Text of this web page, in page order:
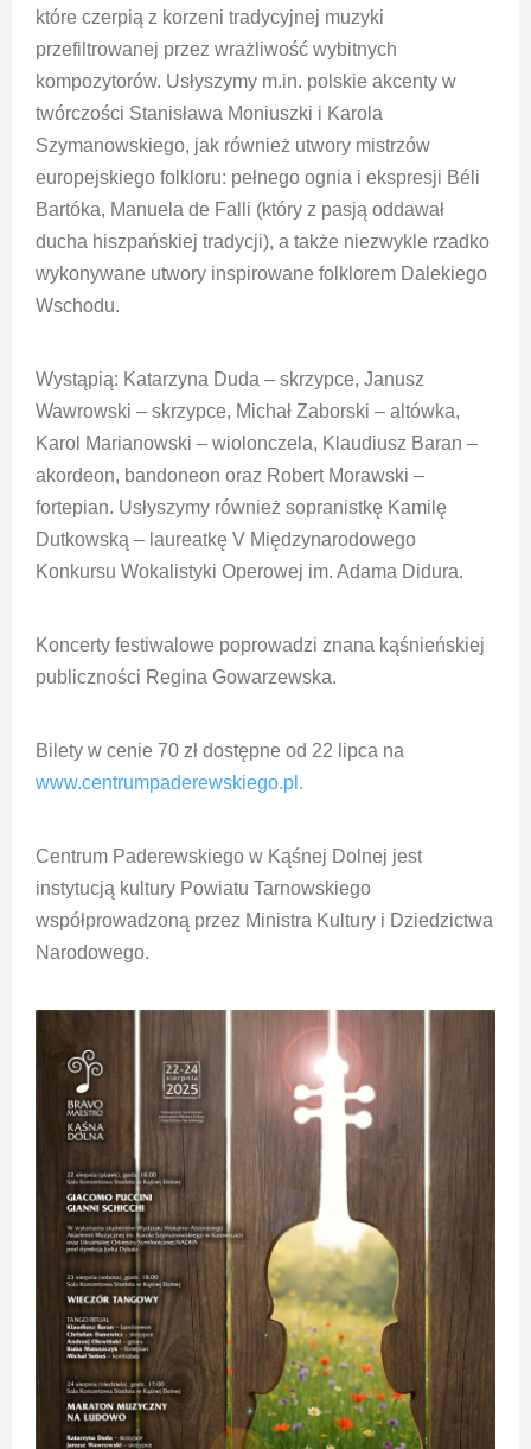
które czerpią z korzeni tradycyjnej muzyki
przefiltrowanej przez wrażliwość wybitnych
kompozytorów. Usłyszymy m.in. polskie akcenty w
twórczości Stanisława Moniuszki i Karola
Szymanowskiego, jak również utwory mistrzów
europejskiego folkloru: pełnego ognia i ekspresji Béli
Bartóka, Manuela de Falli (który z pasją oddawał
ducha hiszpańskiej tradycji), a także niezwykle rzadko
wykonywane utwory inspirowane folklorem Dalekiego
Wschodu.
Wystąpią: Katarzyna Duda – skrzypce, Janusz
Wawrowski – skrzypce, Michał Zaborski – altówka,
Karol Marianowski – wiolonczela, Klaudiusz Baran –
akordeon, bandoneon oraz Robert Morawski –
fortepian. Usłyszymy również sopranistkę Kamilę
Dutkowską – laureatkę V Międzynarodowego
Konkursu Wokalistyki Operowej im. Adama Didura.
Koncerty festiwalowe poprowadzi znana kąśnieńskiej
publiczności Regina Gowarzewska.
Bilety w cenie 70 zł dostępne od 22 lipca na
www.centrumpaderewskiego.pl.
Centrum Paderewskiego w Kąśnej Dolnej jest
instytucją kultury Powiatu Tarnowskiego
współprowadzoną przez Ministra Kultury i Dziedzictwa
Narodowego.